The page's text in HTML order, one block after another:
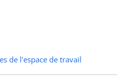
de l'espace de travail